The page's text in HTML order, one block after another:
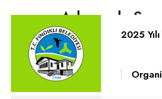
2025
Adımız da
Fındıklı, sadece bir yer
mirası ve geleceğimizin
taşıdığımız bu değerli